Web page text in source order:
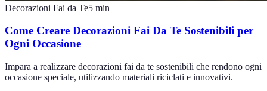
Decorazioni Fai da Te5 min
Come Creare Decorazioni Fai Da Te Sostenibili per
Ogni Occasione
Impara a realizzare decorazioni fai da te sostenibili che rendono ogni
occasione speciale, utilizzando materiali riciclati e innovativi.